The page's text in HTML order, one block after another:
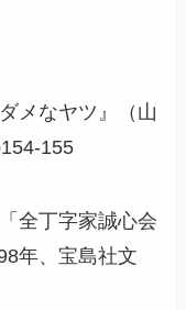
メなヤツ』（山
155
全丁字家誠心会
年、宝島社文